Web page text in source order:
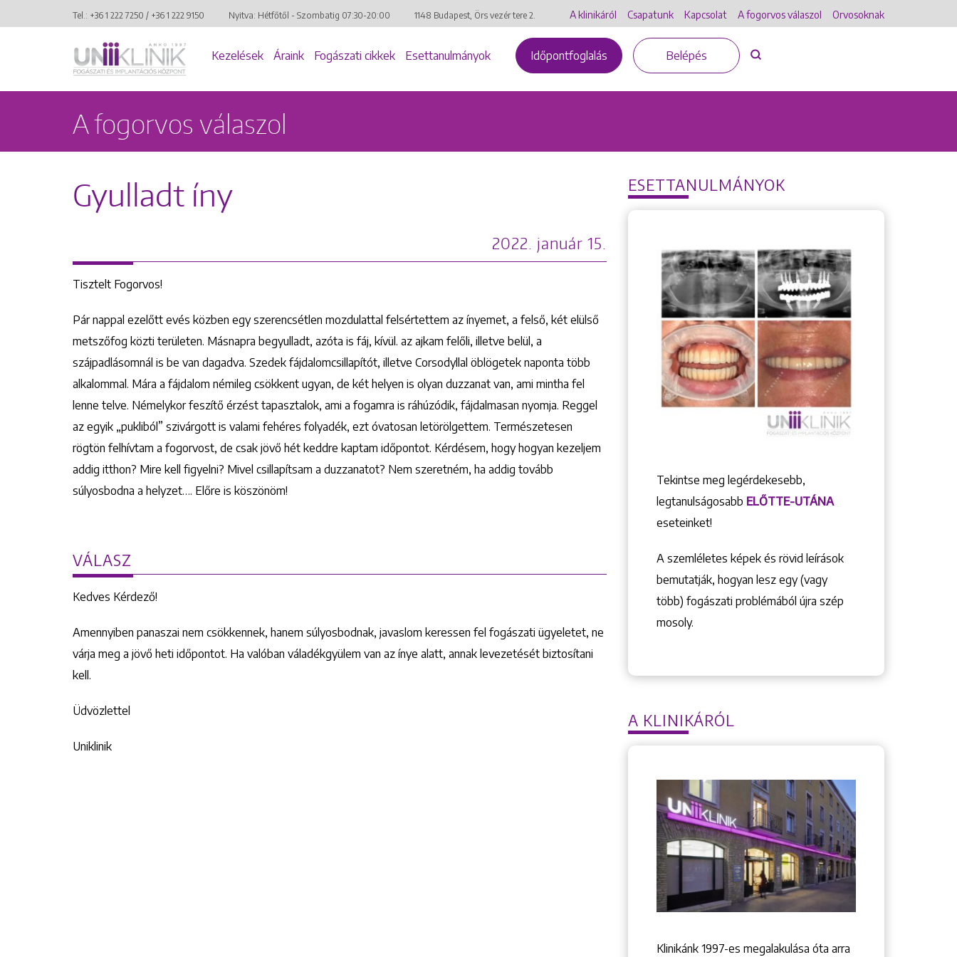
Tel.: +36 1 222 7250 / +36 1 222 9150 Nyitva: Hétfőtől - Szombatig 07:30-20:00 1148 Budapest, Örs vezér tere 2. A klinikáról Csapatunk Kapcsolat A fogorvos válaszol Orvosoknak
Kezelések Áraink Fogászati cikkek Esettanulmányok Időpontfoglalás Belépés
A fogorvos válaszol
Gyulladt íny
2022. január 15.
Tisztelt Fogorvos!
Pár nappal ezelőtt evés közben egy szerencsétlen mozdulattal felsértettem az ínyemet, a felső, két elülső
metszőfog közti területen. Másnapra begyulladt, azóta is fáj, kívül. az ajkam felőli, illetve belül, a
szájpadlásomnál is be van dagadva. Szedek fájdalomcsillapítót, illetve Corsodyllal öblögetek naponta több
alkalommal. Mára a fájdalom némileg csökkent ugyan, de két helyen is olyan duzzanat van, ami mintha fel
lenne telve. Némelykor feszítő érzést tapasztalok, ami a fogamra is ráhúzódik, fájdalmasan nyomja. Reggel
az egyik „pukliból” szivárgott is valami fehéres folyadék, ezt óvatosan letörölgettem. Természetesen
rögtön felhívtam a fogorvost, de csak jövő hét keddre kaptam időpontot. Kérdésem, hogy hogyan kezeljem
addig itthon? Mire kell figyelni? Mivel csillapítsam a duzzanatot? Nem szeretném, ha addig tovább
súlyosbodna a helyzet…. Előre is köszönöm!
VÁLASZ
Kedves Kérdező!
Amennyiben panaszai nem csökkennek, hanem súlyosbodnak, javaslom keressen fel fogászati ügyeletet, ne
várja meg a jövő heti időpontot. Ha valóban váladékgyülem van az ínye alatt, annak levezetését biztosítani
kell.
Üdvözlettel
Uniklinik
ESETTANULMÁNYOK
Tekintse meg legérdekesebb,
legtanulságosabb ELŐTTE-UTÁNA
eseteinket!
A szemléletes képek és rövid leírások
bemutatják, hogyan lesz egy (vagy
több) fogászati problémából újra szép
mosoly.
A KLINIKÁRÓL
Klinikánk 1997-­es megalakulása óta arra